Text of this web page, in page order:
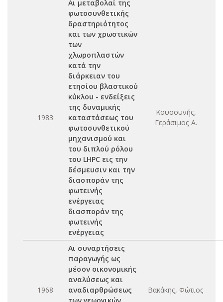
1983
Αι μεταβολαί της
φωτοσυνθετικής
δραστηριότητος
και των χρωστικών
των
χλωροπλαστών
κατά την
διάρκειαν του
ετησίου βλαστικού
κύκλου - ενδείξεις
της δυναμικής
καταστάσεως του
φωτοσυνθετικού
μηχανισμού και
του διπλού ρόλου
του LHPC εις την
δέσμευσιν και την
διασποράν της
φωτεινής
ενέργειας
διασποράν της
φωτεινής
ενέργειας
Κουσουνής,
Γεράσιμος Α.
1968
Αι συναρτήσεις
παραγωγής ως
μέσον οικονομικής
αναλύσεως και
αναδιαρθρώσεως
Βακάκης, Φώτιος